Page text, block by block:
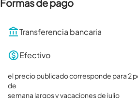
Formas de pago
Transferencia bancaria
Efectivo
el precio publicado corresponde para 2
de
semana largos y vacaciones de julio